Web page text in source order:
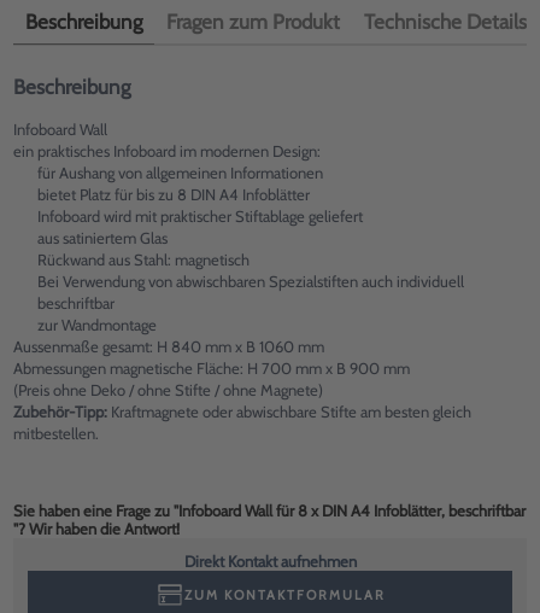
Beschreibung Fragen zum Produkt Technische Details
Beschreibung
Infoboard Wall
ein praktisches Infoboard im modernen Design:
für Aushang von allgemeinen Informationen
bietet Platz für bis zu 8 DIN A4 Infoblätter
Infoboard wird mit praktischer Stiftablage geliefert
aus satiniertem Glas
Rückwand aus Stahl: magnetisch
Bei Verwendung von abwischbaren Spezialstiften auch individuell
beschriftbar
zur Wandmontage
Aussenmaße gesamt: H 840 mm x B 1060 mm
Abmessungen magnetische Fläche: H 700 mm x B 900 mm
(Preis ohne Deko / ohne Stifte / ohne Magnete)
Zubehör-Tipp: Kraftmagnete oder abwischbare Stifte am besten gleich
mitbestellen.
Sie haben eine Frage zu "Infoboard Wall für 8 x DIN A4 Infoblätter, beschriftbar
"? Wir haben die Antwort!
Direkt Kontakt aufnehmen
ZUM KONTAKTFORMULAR